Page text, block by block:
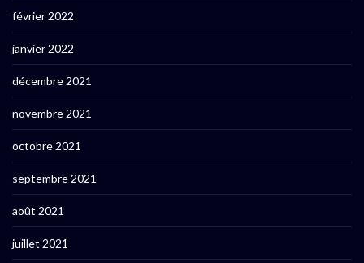
février 2022
janvier 2022
décembre 2021
novembre 2021
octobre 2021
septembre 2021
août 2021
juillet 2021